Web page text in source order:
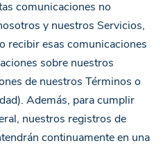
comunicaciones no
y nuestros Servicios,
recibir esas comunicaciones
sobre nuestros
de nuestros Términos o
Además, para cumplir
nuestros registros de
continuamente en una